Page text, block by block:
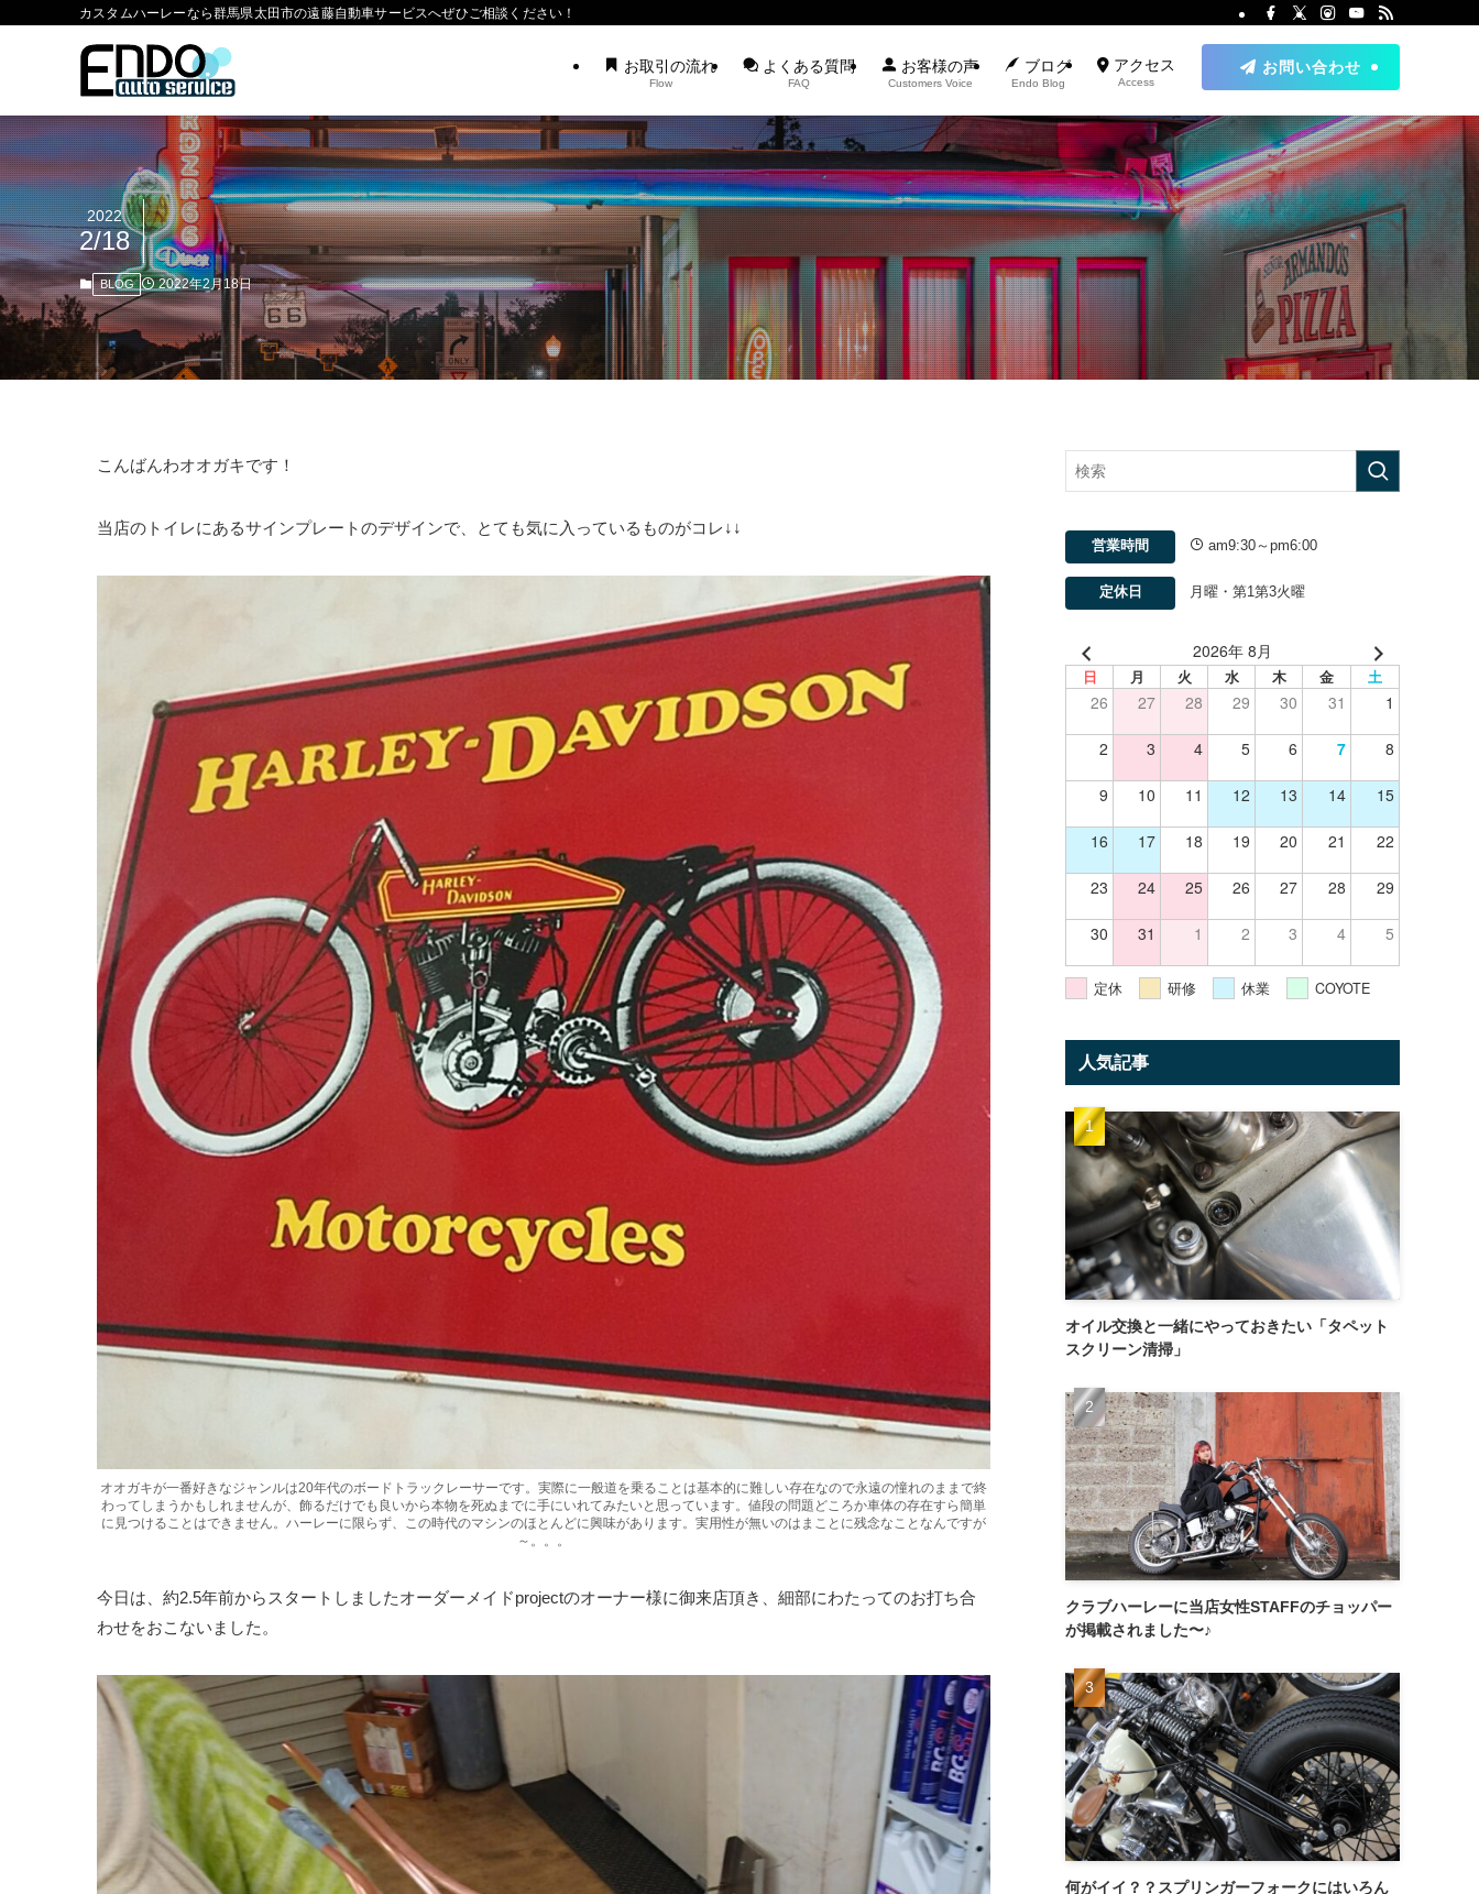
カスタムハーレーなら群馬県太田市の遠藤自動車サービスへぜひご相談ください！
お取引の流れ
Flow
よくある質問
FAQ
お客様の声
Customers Voice
ブログ
Endo Blog
アクセス
Access
お問い合わせ
2022
2/18
BLOG 2022年2月18日
こんばんわオオガキです！
当店のトイレにあるサインプレートのデザインで、とても気に入っているものがコレ↓↓
オオガキが一番好きなジャンルは20年代のボードトラックレーサーです。実際に一般道を乗ることは基本的に難しい存在なので永遠の憧れのままで終
わってしまうかもしれませんが、飾るだけでも良いから本物を死ぬまでに手にいれてみたいと思っています。値段の問題どころか車体の存在すら簡単
に見つけることはできません。ハーレーに限らず、この時代のマシンのほとんどに興味があります。実用性が無いのはまことに残念なことなんですが
～。。。
今日は、約2.5年前からスタートしましたオーダーメイドprojectのオーナー様に御来店頂き、細部にわたってのお打ち合
わせをおこないました。
営業時間 am9:30～pm6:00
定休日 月曜・第1第3火曜
2026年 8月
日 月 火 水 木 金 土
26 27 28 29 30 31 1
2 3 4 5 6 7 8
9 10 11 12 13 14 15
16 17 18 19 20 21 22
23 24 25 26 27 28 29
30 31 1 2 3 4 5
定休 研修 休業 COYOTE
人気記事
オイル交換と一緒にやっておきたい「タペット
スクリーン清掃」
クラブハーレーに当店女性STAFFのチョッパー
が掲載されました〜♪
何がイイ？？スプリンガーフォークにはいろん